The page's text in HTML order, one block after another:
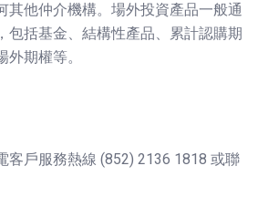
其他仲介機構。場外投資產品一般通
包括基金、結構性產品、累計認購期
期權等。
客戶服務熱線 (852) 2136 1818 或聯